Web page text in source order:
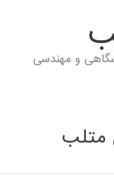
و مهندسی
متلب